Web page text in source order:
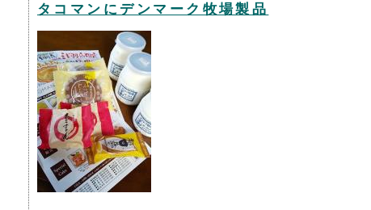
タコマンにデンマーク牧場製品